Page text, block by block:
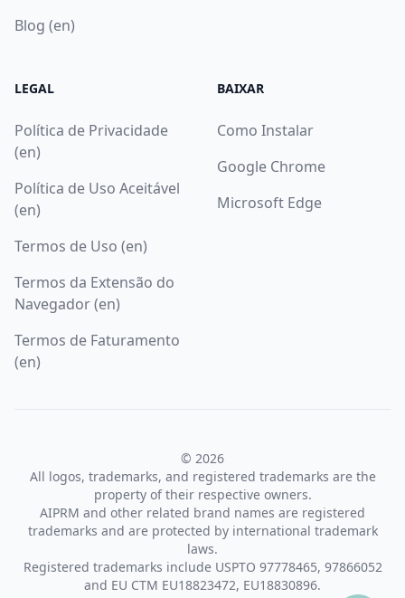
Blog (en)
LEGAL
Política de Privacidade
(en)
Política de Uso Aceitável
(en)
Termos de Uso (en)
Termos da Extensão do
Navegador (en)
Termos de Faturamento
(en)
BAIXAR
Como Instalar
Google Chrome
Microsoft Edge
© 2026
All logos, trademarks, and registered trademarks are the
property of their respective owners.
AIPRM and other related brand names are registered
trademarks and are protected by international trademark
laws.
Registered trademarks include USPTO 97778465, 97866052
and EU CTM EU18823472, EU18830896.